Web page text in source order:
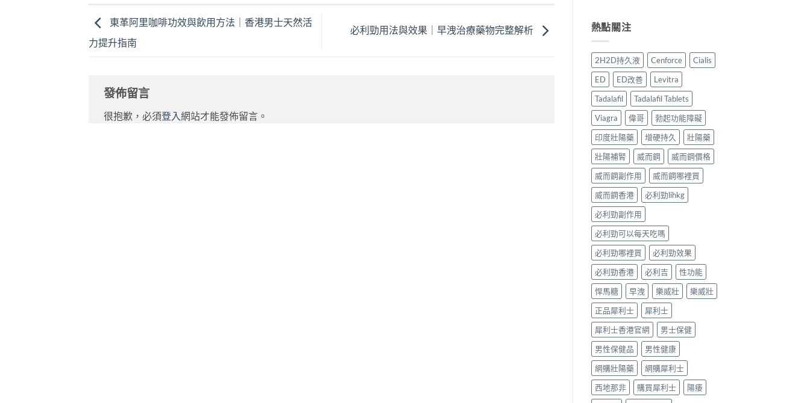
東革阿里咖啡功效與飲用方法｜香港男士天然活
力提升指南
必利勁用法與效果｜早洩治療藥物完整解析
發佈留言
很抱歉，必須登入網站才能發佈留言。
熱點關注
2H2D持久液 Cenforce
Cialis
ED
ED改善
Levitra
Tadalafil
Tadalafil Tablets
Viagra
偉哥
勃起功能障礙
印度壯陽藥
增硬持久
壯陽藥
壯陽補腎
威而鋼
威而鋼價格
威而鋼副作用
威而鋼哪裡買
威而鋼香港
必利勁lihkg
必利勁副作用
必利勁可以每天吃嗎
必利勁哪裡買
必利勁效果
必利勁香港
必利吉
性功能
悍馬糖
早洩 樂威壯
樂威壯
正品犀利士
犀利士
犀利士香港官網
男士保健
男性保健品
男性健康
網購壯陽藥
網購犀利士
西地那非
購買犀利士
陽痿